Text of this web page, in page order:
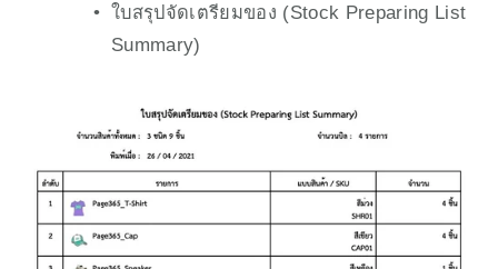
ใบสรุปจัดเตรียมของ (Stock Preparing List​
Summary)